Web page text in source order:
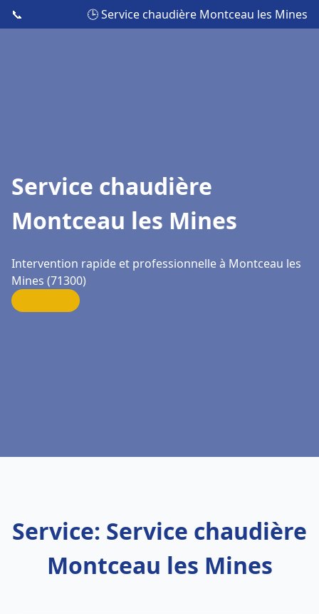
📞 🕒 Service chaudière Montceau les Mines
Service chaudière
Montceau les Mines
Intervention rapide et professionnelle à Montceau les
Mines (71300)
Service: Service chaudière
Montceau les Mines